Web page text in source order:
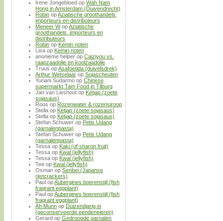
Irene Jongebloed op Wah Nam
Hong in Amsterdam (Duivendrecht)
Robin opAziatische groothandels,
importeurs en distributeurs
Meneer WopAziatische
groothandels, importeurs en
distributeurs
Robin op Kemiri noten
Lisa op Kemiri noten
anonieme helper op Caiziyou vs.
raapzaadolie en koolzaadolie
Truus opAsafoetida (duivelsdrek)
Arthur Wetselaar op Sojascheuten
Yuriani Sudarmo op Chinese
supermarkt Tam Food in Tilburg
Jan van Lieshout op Ketjap (zoete
sojasaus)
Roos op Rozenwater & rozensiroop
Stella op Ketjap (zoete sojasaus)
Stella op Ketjap (zoete sojasaus)
Stefan Schuwer op Petis Udang
(garnalenpasta)
Stefan Schuwer op Petis Udang
(garnalenpasta)
Tessa op Kaki (of sharon fruit)
Tessa op Kwal (jellyfish)
Tessa op Kwal (jellyfish)
Tee op Kwal (jellyfish)
Osman op Senbei (Japanse
rijstcrackers)
Paul opAubergines boerenstijl (fish
fragrant eggplant)
Paul opAubergines boerenstijl (fish
fragrant eggplant)
Ah Munn op Duizendjarig ei
(geconserveerde eendeneieren)
Gerard op Gedroogde garnalen